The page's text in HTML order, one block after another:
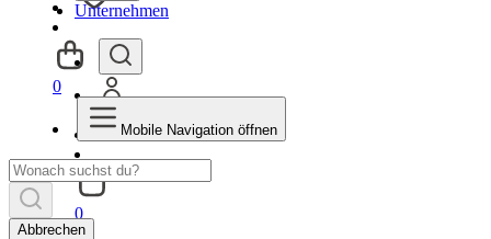
Unternehmen
0
0
Mobile Navigation öffnen
Abbrechen